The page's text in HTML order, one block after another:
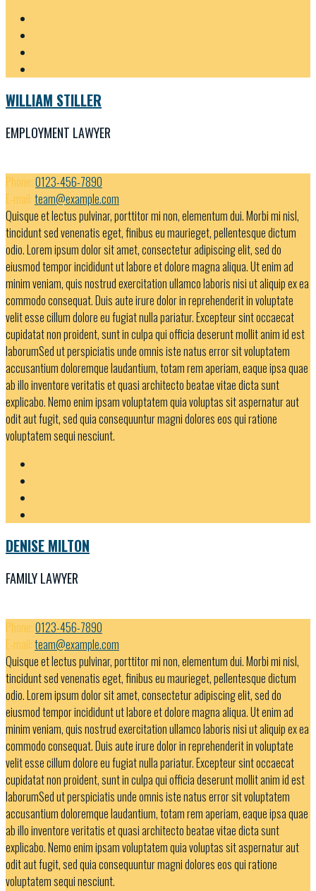
WILLIAM STILLER
EMPLOYMENT LAWYER
Phone:0123-456-7890
E-mail:team@example.com
Quisque et lectus pulvinar, porttitor mi non, elementum dui. Morbi mi nisl,
tincidunt sed venenatis eget, finibus eu maurieget, pellentesque dictum
odio. Lorem ipsum dolor sit amet, consectetur adipiscing elit, sed do
eiusmod tempor incididunt ut labore et dolore magna aliqua. Ut enim ad
minim veniam, quis nostrud exercitation ullamco laboris nisi ut aliquip ex ea
commodo consequat. Duis aute irure dolor in reprehenderit in voluptate
velit esse cillum dolore eu fugiat nulla pariatur. Excepteur sint occaecat
cupidatat non proident, sunt in culpa qui officia deserunt mollit anim id est
laborumSed ut perspiciatis unde omnis iste natus error sit voluptatem
accusantium doloremque laudantium, totam rem aperiam, eaque ipsa quae
ab illo inventore veritatis et quasi architecto beatae vitae dicta sunt
explicabo. Nemo enim ipsam voluptatem quia voluptas sit aspernatur aut
odit aut fugit, sed quia consequuntur magni dolores eos qui ratione
voluptatem sequi nesciunt.
DENISE MILTON
FAMILY LAWYER
Phone:0123-456-7890
E-mail:team@example.com
Quisque et lectus pulvinar, porttitor mi non, elementum dui. Morbi mi nisl,
tincidunt sed venenatis eget, finibus eu maurieget, pellentesque dictum
odio. Lorem ipsum dolor sit amet, consectetur adipiscing elit, sed do
eiusmod tempor incididunt ut labore et dolore magna aliqua. Ut enim ad
minim veniam, quis nostrud exercitation ullamco laboris nisi ut aliquip ex ea
commodo consequat. Duis aute irure dolor in reprehenderit in voluptate
velit esse cillum dolore eu fugiat nulla pariatur. Excepteur sint occaecat
cupidatat non proident, sunt in culpa qui officia deserunt mollit anim id est
laborumSed ut perspiciatis unde omnis iste natus error sit voluptatem
accusantium doloremque laudantium, totam rem aperiam, eaque ipsa quae
ab illo inventore veritatis et quasi architecto beatae vitae dicta sunt
explicabo. Nemo enim ipsam voluptatem quia voluptas sit aspernatur aut
odit aut fugit, sed quia consequuntur magni dolores eos qui ratione
voluptatem sequi nesciunt.